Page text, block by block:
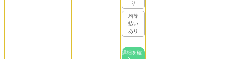
り
均等
払い
あり
詳細を確